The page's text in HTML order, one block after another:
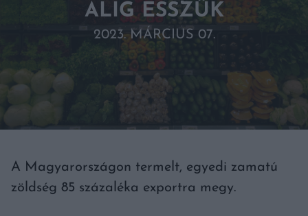
ALIG ESSZÜK
2023. MÁRCIUS 07.
A Magyarországon termelt, egyedi zamatú
zöldség 85 százaléka exportra megy.